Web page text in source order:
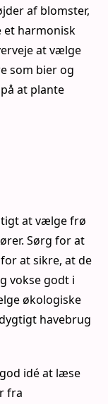
af blomster,
et harmonisk
at vælge
som bier og
at plante
at vælge frø
Sørg for at
at sikre, at de
vokse godt i
økologiske
havebrug
idé at læse
fra